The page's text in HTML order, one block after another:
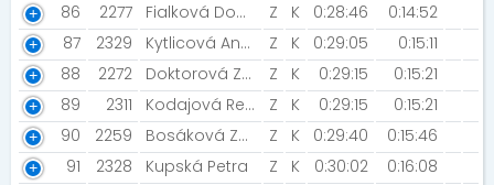
86
2277 Fialková Dobromila Z K 0:28:46
0:14:52
87
2329 Kytlicová Anna Z K 0:29:05
0:15:11
88
2272 Doktorová Zdenka Z K 0:29:15
0:15:21
89
2311 Kodajová Renáta Z K 0:29:15
0:15:21
90
2259 Bosáková Zdeňka Z K 0:29:40
0:15:46
91
2328 Kupská Petra Z K 0:30:02
0:16:08